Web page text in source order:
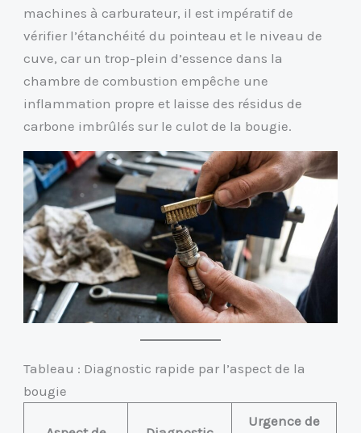
machines à carburateur, il est impératif de
vérifier l’étanchéité du pointeau et le niveau de
cuve, car un trop-plein d’essence dans la
chambre de combustion empêche une
inflammation propre et laisse des résidus de
carbone imbrûlés sur le culot de la bougie.
Tableau : Diagnostic rapide par l’aspect de la
bougie
Urgence de